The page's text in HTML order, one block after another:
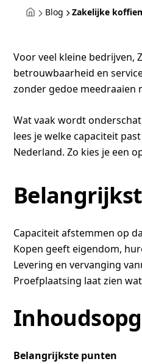
Blog Zakelijke
Voor veel kleine bedrijven,
betrouwbaarheid en
zonder gedoe meedraaien
Wat vaak wordt
lees je welke capaciteit
Nederland. Zo kies je een
Capaciteit afstemmen op
Kopen geeft eigendom,
Levering en vervanging
Proefplaatsing laat zien
Belangrijkste punten